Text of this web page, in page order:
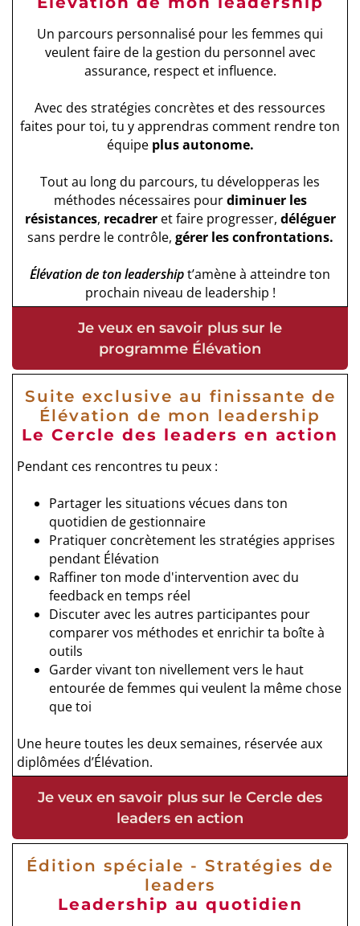
Un parcours personnalisé pour les femmes qui
veulent faire de la gestion du personnel avec
assurance, respect et influence.
Avec des stratégies concrètes et des ressources
faites pour toi, tu y apprendras comment rendre ton
équipe plus autonome.
Tout au long du parcours, tu développeras les
méthodes nécessaires pourdiminuer les
résistances, recadreret faire progresser, déléguer
sans perdre le contrôle, gérer les confrontations.
Élévation de ton leadershipt’amène à atteindre ton
prochain niveau de leadership !
Je veux en savoir plus sur le
programme Élévation
Suite exclusive au finissante de
Élévation de mon leadership
Le Cercle des leaders en action
Pendant ces rencontres tu peux :
Partager les situations vécues dans ton
quotidien de gestionnaire
Pratiquer concrètement les stratégies apprises
pendant Élévation
Raffiner ton mode d'intervention avec du
feedback en temps réel
Discuter avec les autres participantes pour
comparer vos méthodes et enrichir ta boîte à
outils
Garder vivant ton nivellement vers le haut
entourée de femmes qui veulent la même chose
que toi
Une heure toutes les deux semaines, réservée aux
diplômées d’Élévation.
Je veux en savoir plus sur le Cercle des
leaders en action
Édition spéciale - Stratégies de
leaders
Leadership au quotidien